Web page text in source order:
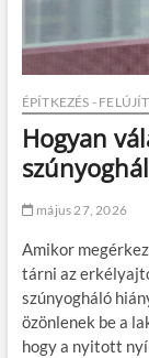
ÉPÍTKEZÉS -
Hogyan
május 27, 2026
Amikor
tárni az
szúnyogháló
özönlenek be a
hogy a nyitott